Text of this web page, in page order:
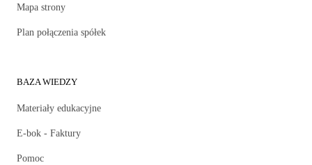
Mapa strony
Plan połączenia spółek
BAZA WIEDZY
Materiały edukacyjne
E-bok - Faktury
Pomoc